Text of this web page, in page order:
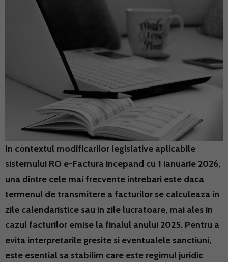
In contextul modificarilor legislative aplicabile
sistemului RO e-Factura incepand cu 1 ianuarie 2026,
una dintre cele mai frecvente intrebari este daca
termenul de transmitere a facturilor se calculeaza in
zile calendaristice sau in zile lucratoare, mai ales in
cazul facturilor emise la finalul anului 2025. Pentru a
evita interpretarile gresite si eventualele sanctiuni,
este esential sa stabilim care este regimul juridic